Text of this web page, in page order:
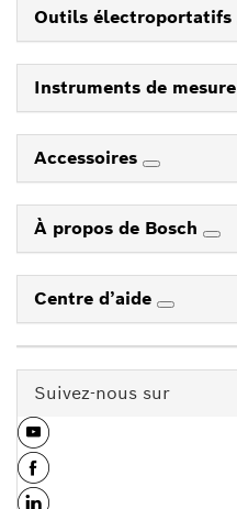
Outils électroportatifs
Instruments de mesure
Accessoires
À propos de Bosch
Centre d’aide
Suivez-nous sur